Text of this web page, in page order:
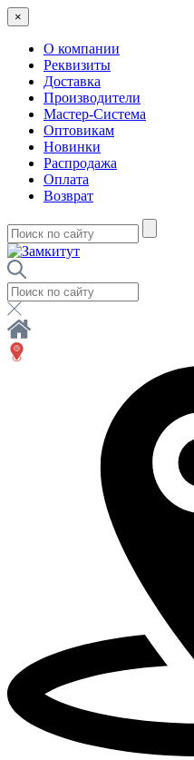
×
О компании
Реквизиты
Доставка
Производители
Мастер-Система
Оптовикам
Новинки
Распродажа
Оплата
Возврат